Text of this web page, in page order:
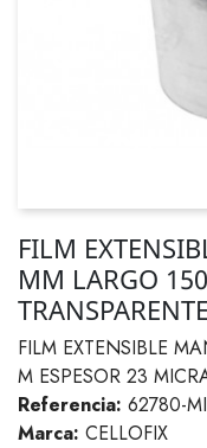
FILM
MM LARGO
TRANSPARENTE
FILM EXTENSIBLE
M ESPESOR 23
Referencia: 62780-
Marca: CELLOFIX